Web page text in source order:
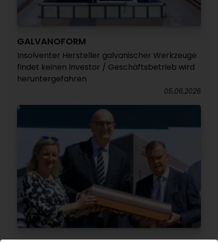
GALVANOFORM
Insolventer Hersteller galvanischer Werkzeuge
findet keinen Investor / Geschäftsbetrieb wird
heruntergefahren
05.06.2026